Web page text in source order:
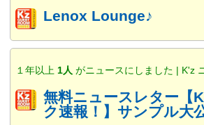
Lenox Lounge♪
１年以上 1人 がニュースにしました | K'z
無料ニュースレター【
ク速報！】サンプル大